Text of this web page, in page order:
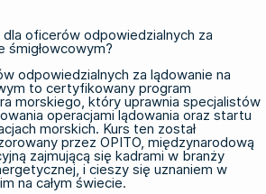
oficerów odpowiedzialnych za
śmigłowcowym?
odpowiedzialnych za lądowanie na
to certyfikowany program
morskiego , który uprawnia specjalistów
operacjami lądowania oraz startu
morskich. Kurs ten został
przez OPITO, międzynarodową
zajmującą się kadrami w branży
i cieszy się uznaniem w
na całym świecie.